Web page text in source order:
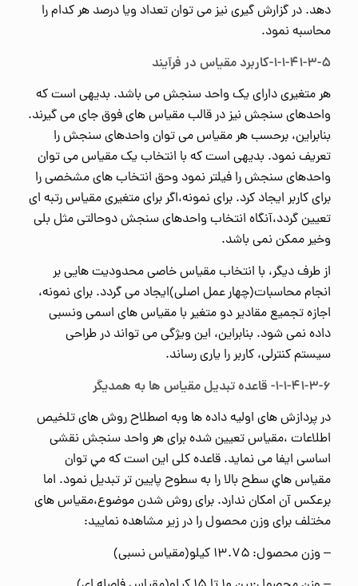
دهد. در گزارش گیری نیز می توان تعداد ویا درصد هر کدام را
محاسبه نمود.
۱-۱-۴۱-۳-۵-کاربرد مقیاس در فرآیند
هر متغیری دارای یک واحد سنجش می باشد. بدیهی است که
واحدهای سنجش نیز در قالب مقیاس های فوق جای می گیرند.
بنابراین، برحسب هر مقیاس می توان واحدهای سنجش را
تعریف نمود. بدیهی است که با انتخاب یک مقیاس می توان
واحدهای سنجش را فیلتر نمود وحق انتخاب های مشخصی را
برای کاربر ایجاد کرد. برای نمونه،اگر برای متغیری مقیاس رتبه ای
تعیین گردد،آنگاه انتخاب واحدهای سنجش دوحالتی مثل بلی
وخیر ممکن نمی باشد.
از طرف دیگر، با انتخاب مقیاس خاصی محدودیت هایی بر
انجام محاسبات(چهار عمل اصلی)ایجاد می گردد. برای نمونه،
اجازه تجمیع مقادیر دو متغیر با مقیاس های اسمی ونسبی
داده نمی شود. بنابراین، این ویژگی می تواند در طراحی
سیستم کنترلی، کاربر را یاری رساند.
۱-۱-۴۱-۳-۶- قاعده تبديل مقياس ها به همديگر
در پردازش های اولیه داده ها وبه اصطلاح روش های تلخیص
اطلاعات ،مقیاس تعیین شده برای هر واحد سنجش نقشی
اساسی ایفا می نماید. قاعده کلی این است که مي توان
مقياس هاي سطح بالا را به سطوح پايين تر تبديل نمود. اما
برعکس آن امکان ندارد. برای روش شدن موضوع،مقیاس های
مختلف برای وزن محصول را در زیر مشاهده نمایید:
– وزن محصول: ۱۳.۷۵ کیلو(مقیاس نسبی)